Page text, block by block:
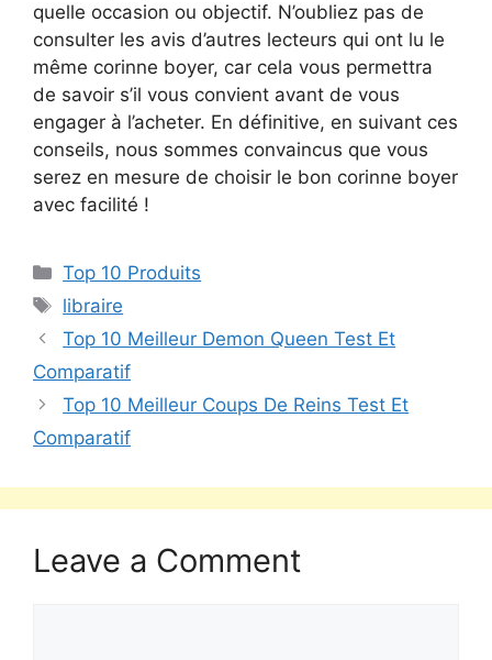
quelle occasion ou objectif. N’oubliez pas de
consulter les avis d’autres lecteurs qui ont lu le
même corinne boyer, car cela vous permettra
de savoir s’il vous convient avant de vous
engager à l’acheter. En définitive, en suivant ces
conseils, nous sommes convaincus que vous
serez en mesure de choisir le bon corinne boyer
avec facilité !
Top 10 Produits
libraire
Top 10 Meilleur Demon Queen Test Et
Comparatif
Top 10 Meilleur Coups De Reins Test Et
Comparatif
Leave a Comment